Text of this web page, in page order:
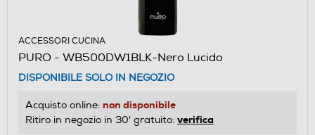
ACCESSORI CUCINA
PURO - WB500DW1BLK-Nero Lucido
DISPONIBILE SOLO IN NEGOZIO
Acquisto online: non disponibile
Ritiro in negozio in 30' gratuito: verifica